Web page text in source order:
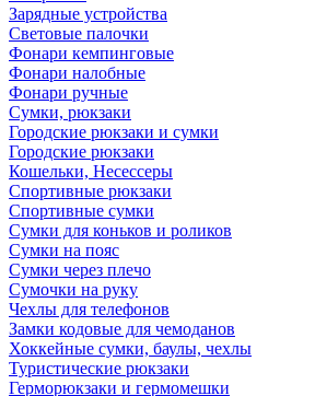
Зарядные устройства
Световые палочки
Фонари кемпинговые
Фонари налобные
Фонари ручные
Сумки, рюкзаки
Городские рюкзаки и сумки
Городские рюкзаки
Кошельки, Несессеры
Спортивные рюкзаки
Спортивные сумки
Сумки для коньков и роликов
Сумки на пояс
Сумки через плечо
Сумочки на руку
Чехлы для телефонов
Замки кодовые для чемоданов
Хоккейные сумки, баулы, чехлы
Туристические рюкзаки
Герморюкзаки и гермомешки